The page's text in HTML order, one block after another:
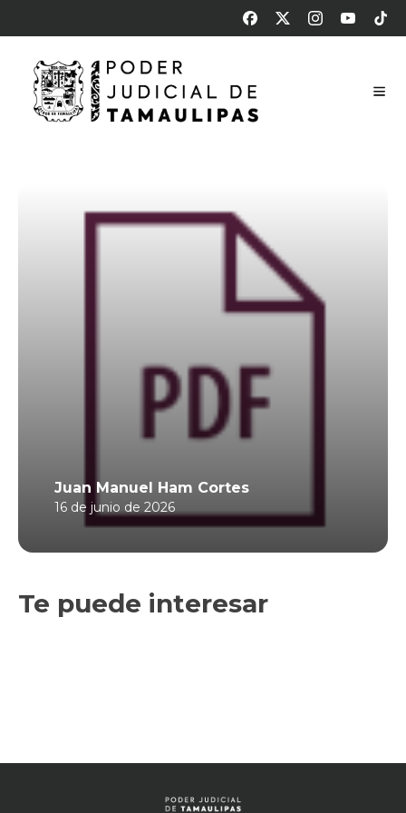
Juan Manuel Ham Cortes
16 de junio de 2026
Te puede interesar